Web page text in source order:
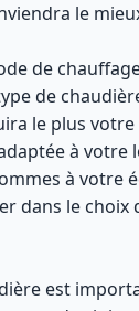
le
de
de
le plus
à votre
à votre
dans le choix
est